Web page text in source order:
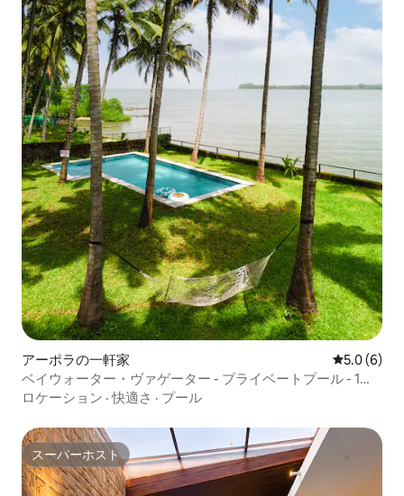
アーポラの一軒家 レビュー6
5.0 (6)
ベイウォーター・ヴァゲーター - プライベートプール - 1ベ
ッドルームヴィラ
ロケーション ·快適さ · プール
スーパーホスト
スーパーホスト